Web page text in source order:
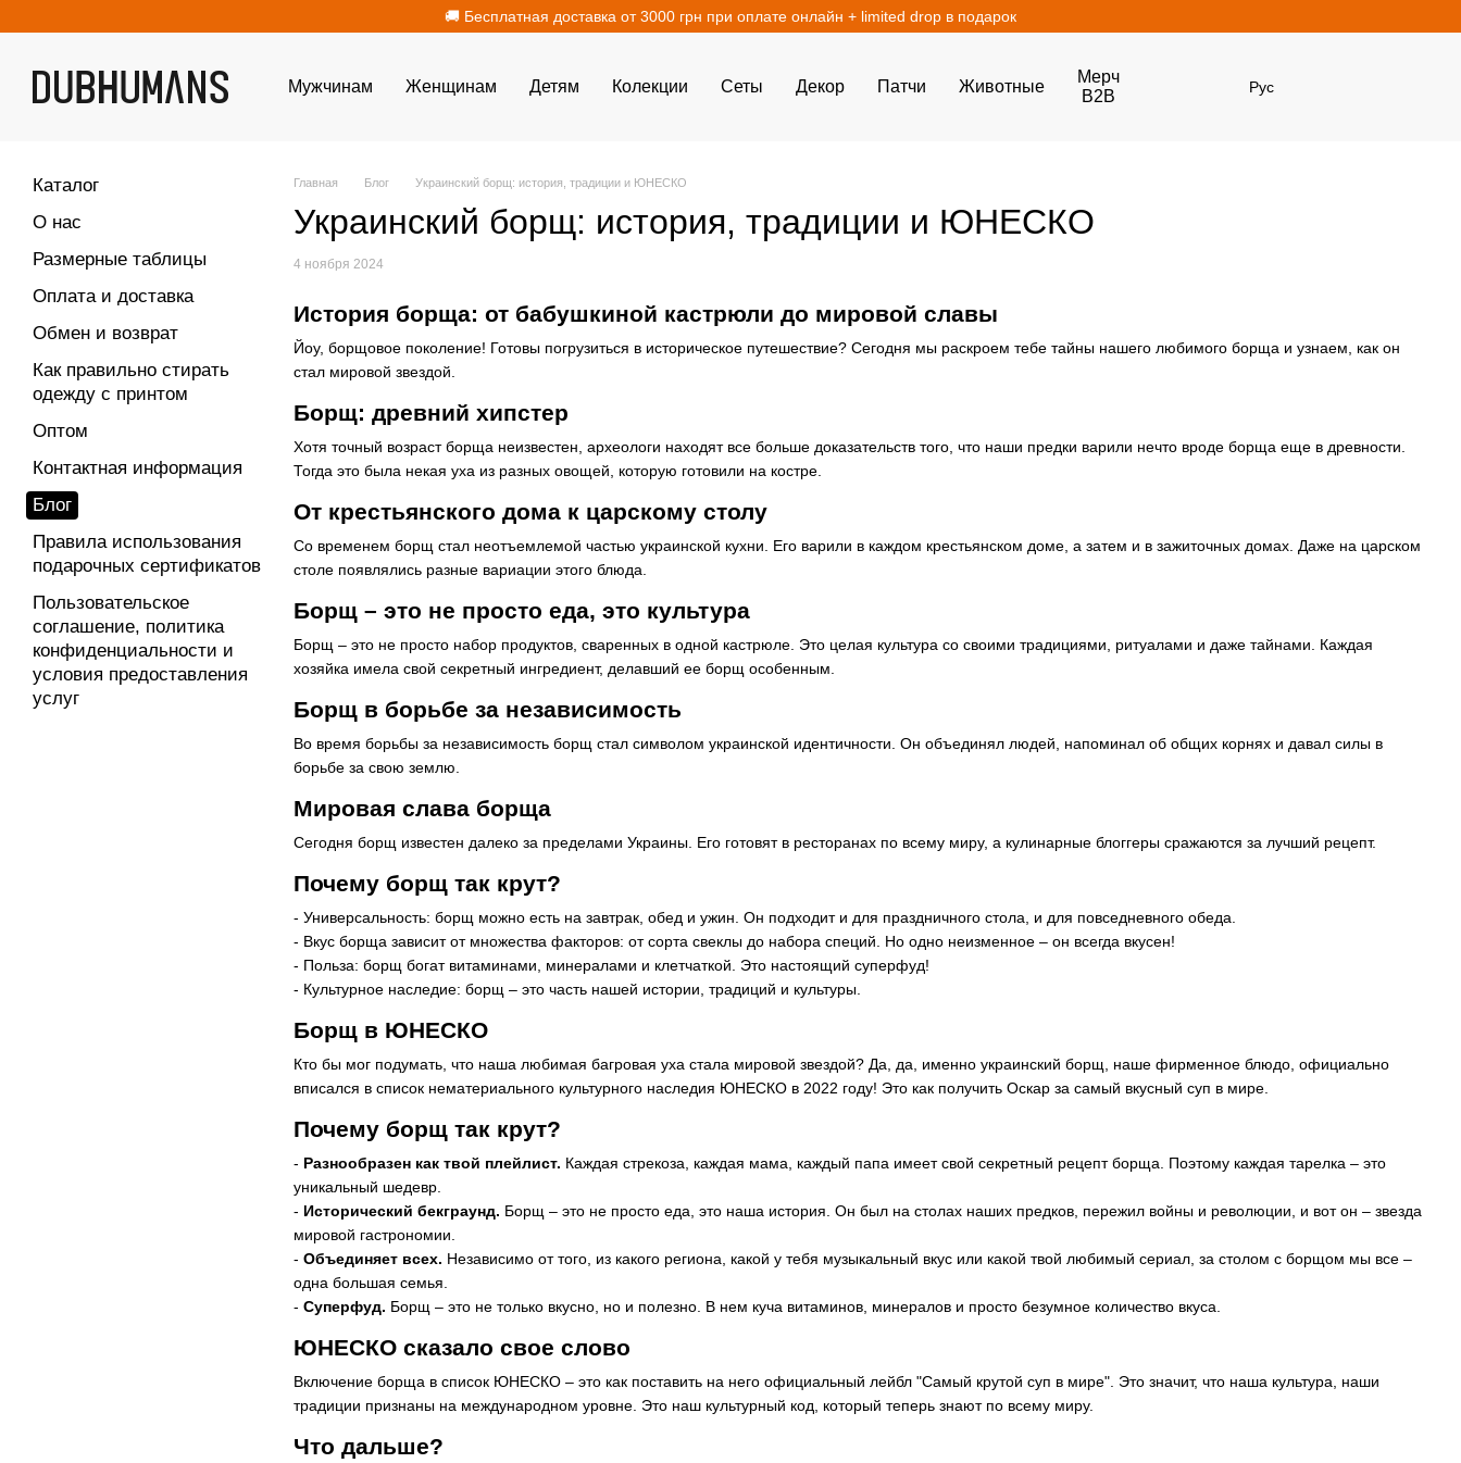
🚚 Бесплатная доставка от 3000 грн при оплате онлайн + limited drop в подарок
Мужчинам Женщинам Детям Колекции Сеты Декор Патчи Животные
Мерч
B2B
Рус
Главная Блог Украинский борщ: история, традиции и ЮНЕСКО
Украинский борщ: история, традиции и ЮНЕСКО
4 ноября 2024
История борща: от бабушкиной кастрюли до мировой славы
Йоу, борщовое поколение! Готовы погрузиться в историческое путешествие? Сегодня мы раскроем тебе тайны нашего любимого борща и узнаем, как он
стал мировой звездой.
Борщ: древний хипстер
Хотя точный возраст борща неизвестен, археологи находят все больше доказательств того, что наши предки варили нечто вроде борща еще в древности.
Тогда это была некая уха из разных овощей, которую готовили на костре.
От крестьянского дома к царскому столу
Со временем борщ стал неотъемлемой частью украинской кухни. Его варили в каждом крестьянском доме, а затем и в зажиточных домах. Даже на царском
столе появлялись разные вариации этого блюда.
Борщ – это не просто еда, это культура
Борщ – это не просто набор продуктов, сваренных в одной кастрюле. Это целая культура со своими традициями, ритуалами и даже тайнами. Каждая
хозяйка имела свой секретный ингредиент, делавший ее борщ особенным.
Борщ в борьбе за независимость
Во время борьбы за независимость борщ стал символом украинской идентичности. Он объединял людей, напоминал об общих корнях и давал силы в
борьбе за свою землю.
Мировая слава борща
Сегодня борщ известен далеко за пределами Украины. Его готовят в ресторанах по всему миру, а кулинарные блоггеры сражаются за лучший рецепт.
Почему борщ так крут?
- Универсальность: борщ можно есть на завтрак, обед и ужин. Он подходит и для праздничного стола, и для повседневного обеда.
- Вкус борща зависит от множества факторов: от сорта свеклы до набора специй. Но одно неизменное – он всегда вкусен!
- Польза: борщ богат витаминами, минералами и клетчаткой. Это настоящий суперфуд!
- Культурное наследие: борщ – это часть нашей истории, традиций и культуры.
Борщ в ЮНЕСКО
Кто бы мог подумать, что наша любимая багровая уха стала мировой звездой? Да, да, именно украинский борщ, наше фирменное блюдо, официально
вписался в список нематериального культурного наследия ЮНЕСКО в 2022 году! Это как получить Оскар за самый вкусный суп в мире.
Почему борщ так крут?
- Разнообразен как твой плейлист. Каждая стрекоза, каждая мама, каждый папа имеет свой секретный рецепт борща. Поэтому каждая тарелка – это
уникальный шедевр.
- Исторический бекграунд. Борщ – это не просто еда, это наша история. Он был на столах наших предков, пережил войны и революции, и вот он – звезда
мировой гастрономии.
- Объединяет всех. Независимо от того, из какого региона, какой у тебя музыкальный вкус или какой твой любимый сериал, за столом с борщом мы все –
одна большая семья.
- Суперфуд. Борщ – это не только вкусно, но и полезно. В нем куча витаминов, минералов и просто безумное количество вкуса.
ЮНЕСКО сказало свое слово
Включение борща в список ЮНЕСКО – это как поставить на него официальный лейбл "Самый крутой суп в мире". Это значит, что наша культура, наши
традиции признаны на международном уровне. Это наш культурный код, который теперь знают по всему миру.
Что дальше?
Каталог
О нас
Размерные таблицы
Оплата и доставка
Обмен и возврат
Как правильно стирать
одежду с принтом
Оптом
Контактная информация
Блог
Правила использования
подарочных сертификатов
Пользовательское
соглашение, политика
конфиденциальности и
условия предоставления
услуг